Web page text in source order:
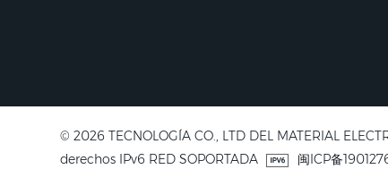
© 2026 TECNOLOGÍA CO., LTD DEL MATERIAL
derechos IPv6 RED SOPORTADA
闽ICP备